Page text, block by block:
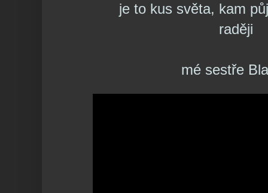
je to kus světa, kam
raději
mé sestře